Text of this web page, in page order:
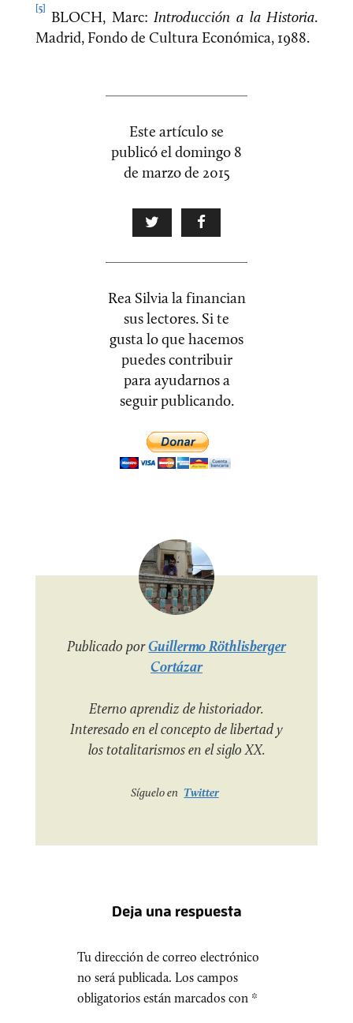
[5]
BLOCH, Marc:Introducción a la Historia.
Madrid, Fondo de Cultura Económica, 1988.
Este artículo se
publicó eldomingo 8
de marzo de 2015
Rea Silvia la financian
sus lectores. Si te
gusta lo que hacemos
puedes contribuir
para ayudarnos a
seguir publicando.
Publicado porGuillermo Röthlisberger
Cortázar
Eterno aprendiz de historiador.
Interesado en el concepto de libertad y
los totalitarismos en el siglo XX.
Síguelo en Twitter
Deja una respuesta
Tu dirección de correo electrónico
no será publicada. Los campos
obligatorios están marcados con *